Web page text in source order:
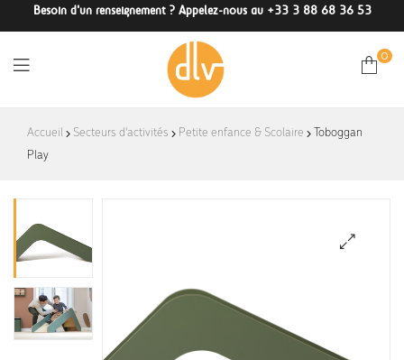
Besoin d'un renseignement ? Appelez-nous au +33 3 88 68 36 53
DLV-
0
Accueil Secteurs d'activités Petite enfance & Scolaire
Toboggan
Play